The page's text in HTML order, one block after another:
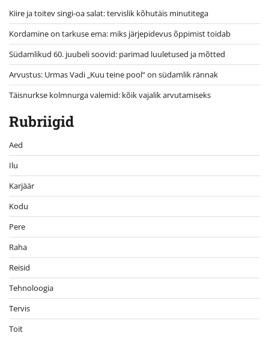
Kiire ja toitev singi-oa salat: tervislik kõhutäis minutitega
Kordamine on tarkuse ema: miks järjepidevus õppimist toidab
Südamlikud 60. juubeli soovid: parimad luuletused ja mõtted
Arvustus: Urmas Vadi „Kuu teine pool“ on südamlik rännak
Täisnurkse kolmnurga valemid: kõik vajalik arvutamiseks
Rubriigid
Aed
Ilu
Karjäär
Kodu
Pere
Raha
Reisid
Tehnoloogia
Tervis
Toit